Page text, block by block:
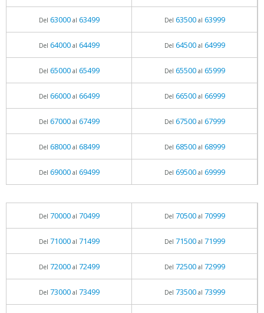
Del 63000al 63499 Del 63500al 63999
Del 64000al 64499 Del 64500al 64999
Del 65000al 65499 Del 65500al 65999
Del 66000al 66499 Del 66500al 66999
Del 67000al 67499 Del 67500al 67999
Del 68000al 68499 Del 68500al 68999
Del 69000al 69499 Del 69500al 69999
Del 70000al 70499 Del 70500al 70999
Del 71000al 71499 Del 71500al 71999
Del 72000al 72499 Del 72500al 72999
Del 73000al 73499 Del 73500al 73999